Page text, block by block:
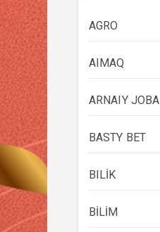
AGRO
AIMAQ
ARNAIY JOBA
BASTY BET
BILİK
BİLİM